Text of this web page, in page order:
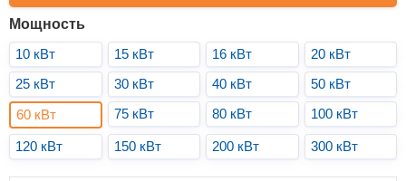
Мощность
10 кВт
15 кВт 16 кВт
20 кВт
25 кВт
30 кВт 40 кВт
50 кВт
60 кВт
75 кВт 80 кВт 100 кВт
120 кВт 150 кВт 200 кВт 300 кВт